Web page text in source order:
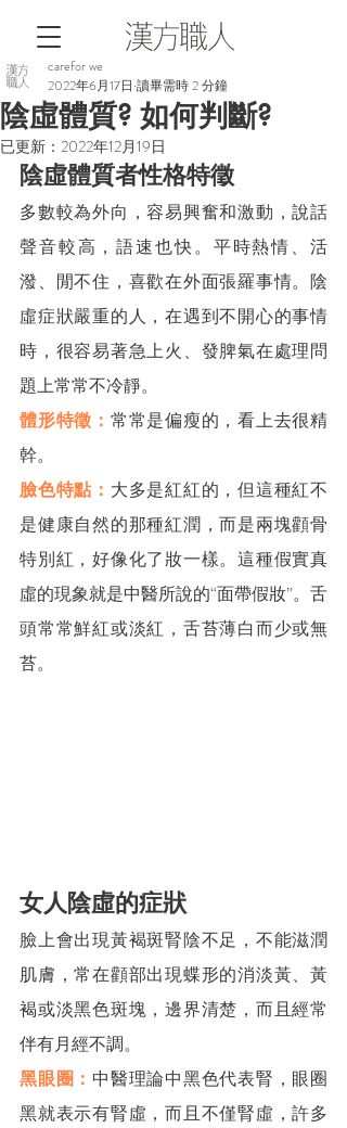
陰虛體質? 如何判斷?
carefor we
2022年6月17日 讀畢需時 2 分鐘
已更新： 2022年12月19日
陰虛體質者性格特徵
多數較為外向，容易興奮和激動，說話
聲音較高，語速也快。平時熱情、活
潑、閒不住，喜歡在外面張羅事情。陰
虛症狀嚴重的人，在遇到不開心的事情
時，很容易著急上火、發脾氣在處理問
題上常常不冷靜。
體形特徵： 常常是偏瘦的，看上去很精
幹。
臉色特點： 大多是紅紅的，但這種紅不
是健康自然的那種紅潤，而是兩塊顴骨
特別紅，好像化了妝一樣。這種假實真
虛的現象就是中醫所說的“面帶假妝”。舌
頭常常鮮紅或淡紅，舌苔薄白而少或無
苔。
女人陰虛的症狀
臉上會出現黃褐斑腎陰不足，不能滋潤
肌膚，常在顴部出現蝶形的消淡黃、黃
褐或淡黑色斑塊，邊界清楚，而且經常
伴有月經不調。
黑眼圈： 中醫理論中黑色代表腎，眼圈
黑就表示有腎虛，而且不僅腎虛，許多